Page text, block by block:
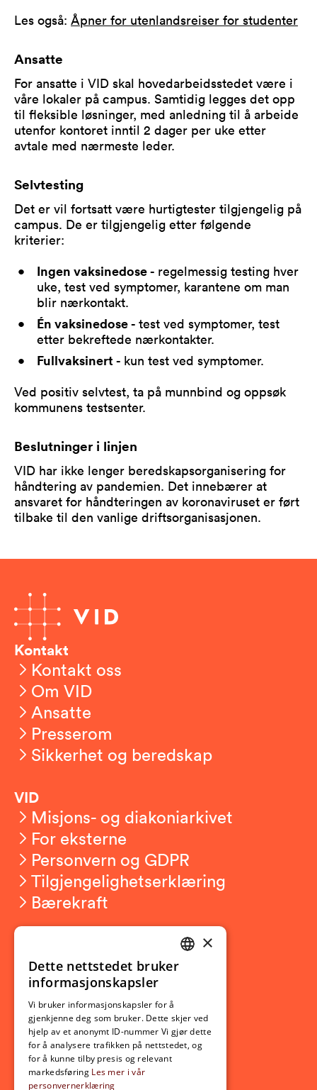
Les også: Åpner for utenlandsreiser for studenter
Ansatte
For ansatte i VID skal hovedarbeidsstedet være i
våre lokaler på campus. Samtidig legges det opp
til fleksible løsninger, med anledning til å arbeide
utenfor kontoret inntil 2 dager per uke etter
avtale med nærmeste leder.
Selvtesting
Det er vil fortsatt være hurtigtester tilgjengelig på
campus. De er tilgjengelig etter følgende
kriterier:
Ingen vaksinedose- regelmessig testing hver
uke, test ved symptomer, karantene om man
blir nærkontakt.
Én vaksinedose- test ved symptomer, test
etter bekreftede nærkontakter.
Fullvaksinert - kun test ved symptomer.
Ved positiv selvtest, ta på munnbind og oppsøk
kommunens testsenter.
Beslutninger i linjen
VID har ikke lenger beredskapsorganisering for
håndtering av pandemien. Det innebærer at
ansvaret for håndteringen av koronaviruset er ført
tilbake til den vanlige driftsorganisasjonen.
Kontakt
Kontakt oss
Om VID
Ansatte
Presserom
Sikkerhet og beredskap
VID
Misjons- og diakoniarkivet
For eksterne
Personvern og GDPR
Tilgjengelighetserklæring
Bærekraft
Ny student
Utveksling
Opptak
Lov- og regelverk
Aktuelt
NORWEGIAN
×
Dette nettstedet bruker
informasjonskapsler
Vi bruker informasjonskapsler for å
gjenkjenne deg som bruker. Dette skjer ved
hjelp av et anonymt ID-nummer Vi gjør dette
for å analysere trafikken på nettstedet, og
for å kunne tilby presis og relevant
markedsføring Les mer i vår
personvernerklæring